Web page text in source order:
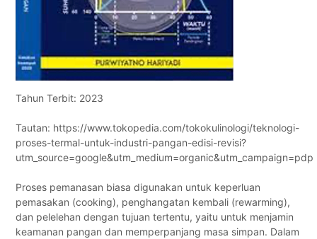
Tahun Terbit: 2023
Tautan: https://www.tokopedia.com/tokokulinologi/teknologi-
proses-termal-untuk-industri-pangan-edisi-revisi?
utm_source=google&utm_medium=organic&utm_campaign=pdp
Proses pemanasan biasa digunakan untuk keperluan
pemasakan (cooking), penghangatan kembali (rewarming),
dan pelelehan dengan tujuan tertentu, yaitu untuk menjamin
keamanan pangan dan memperpanjang masa simpan. Dalam